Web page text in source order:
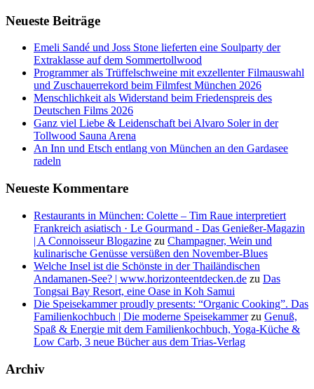
Neueste Beiträge
Emeli Sandé und Joss Stone lieferten eine Soulparty der
Extraklasse auf dem Sommertollwood
Programmer als Trüffelschweine mit exzellenter Filmauswahl
und Zuschauerrekord beim Filmfest München 2026
Menschlichkeit als Widerstand beim Friedenspreis des
Deutschen Films 2026
Ganz viel Liebe & Leidenschaft bei Alvaro Soler in der
Tollwood Sauna Arena
An Inn und Etsch entlang von München an den Gardasee
radeln
Neueste Kommentare
Restaurants in München: Colette – Tim Raue interpretiert
Frankreich asiatisch · Le Gourmand - Das Genießer-Magazin
| A Connoisseur Blogazine zu Champagner, Wein und
kulinarische Genüsse versüßen den November-Blues
Welche Insel ist die Schönste in der Thailändischen
Andamanen-See? | www.horizonteentdecken.de zu Das
Tongsai Bay Resort, eine Oase in Koh Samui
Die Speisekammer proudly presents: “Organic Cooking”. Das
Familienkochbuch | Die moderne Speisekammerzu Genuß,
Spaß & Energie mit dem Familienkochbuch, Yoga-Küche &
Low Carb, 3 neue Bücher aus dem Trias-Verlag
Archiv